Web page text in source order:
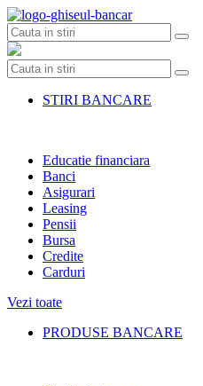
Skip
to
content
STIRI BANCARE
Educatie financiara
Banci
Asigurari
Leasing
Pensii
Bursa
Credite
Carduri
Vezi toate
PRODUSE BANCARE